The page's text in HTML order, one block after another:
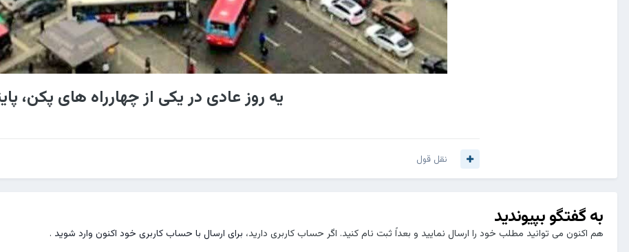
یه روز عادی در یکی از چهارراه های پکن،
نقل قول
به گفتگو بپیوندید
هم اکنون می توانید مطلب خود را ارسال نمایید و بعداً ثبت نام کنید. اگر حساب کاربری دارید، برای ارسال با حساب کاربری خود اکنون وارد شوید .